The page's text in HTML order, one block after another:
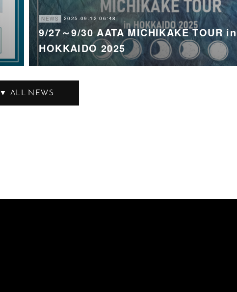
NEWS 2025.09.12 06:48
9/27～9/30 AATA MICHIKAKE TOUR in
HOKKAIDO 2025
▼ ALL NEWS